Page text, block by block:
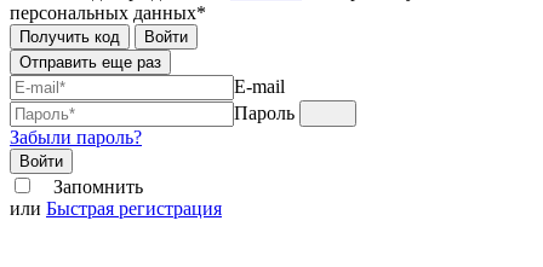
персональных данных*
Получить код
Войти
Отправить еще раз
E-mail
Пароль
Забыли пароль?
Войти
Запомнить
или Быстрая регистрация